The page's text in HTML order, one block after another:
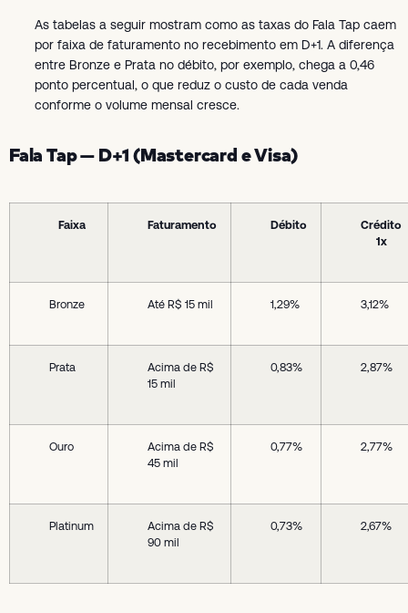
As tabelas a seguir mostram como as taxas do Fala Tap caem
por faixa de faturamento no recebimento em D+1. A diferença
entre Bronze e Prata no débito, por exemplo, chega a 0,46
ponto percentual, o que reduz o custo de cada venda
conforme o volume mensal cresce.
Fala Tap — D+1 (Mastercard e Visa)
Faixa Faturamento Débito
Crédito
1x
Bronze Até R$ 15 mil 1,29% 3,12%
Prata
Acima de R$
15 mil
0,83% 2,87%
Ouro
Acima de R$
45 mil
0,77% 2,77%
Platinum
Acima de R$
90 mil
0,73% 2,67%